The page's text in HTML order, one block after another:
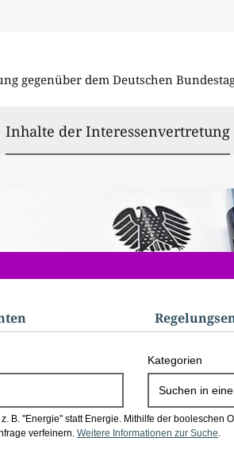
gegenüber dem Deutschen
Inhalte der Interessenvertretung
Kategorien
Suchen in
B. "Energie" statt Energie. Mithilfe der booleschen
verfeinern. Weitere Informationen zur Suche.